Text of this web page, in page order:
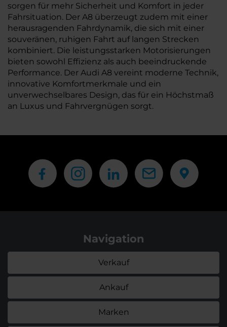
sorgen für mehr Sicherheit und Komfort in jeder
Fahrsituation. Der A8 überzeugt zudem mit einer
herausragenden Fahrdynamik, die sich mit einer
souveränen, ruhigen Fahrt auf langen Strecken
kombiniert. Die leistungsstarken Motorisierungen
bieten sowohl Effizienz als auch beeindruckende
Performance. Der Audi A8 vereint moderne Technik,
innovative Komfortmerkmale und ein
unverwechselbares Design, das für ein Höchstmaß
an Luxus und Fahrvergnügen sorgt.
Navigation
Verkauf
Ankauf
Marken